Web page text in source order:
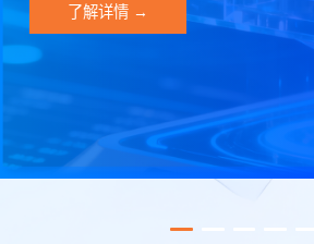
了解详情 →